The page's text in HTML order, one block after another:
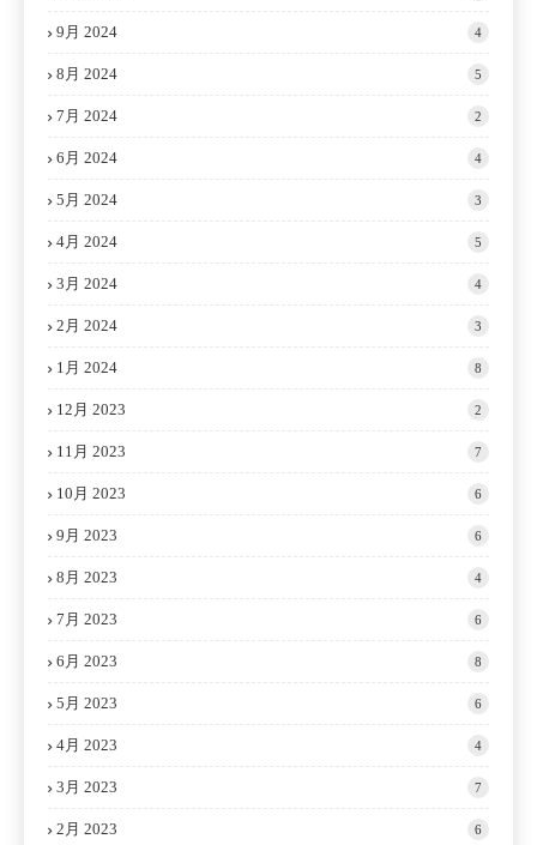
9月 2024 4
8月 2024 5
7月 2024 2
6月 2024 4
5月 2024 3
4月 2024 5
3月 2024 4
2月 2024 3
1月 2024 8
12月 2023 2
11月 2023 7
10月 2023 6
9月 2023 6
8月 2023 4
7月 2023 6
6月 2023 8
5月 2023 6
4月 2023 4
3月 2023 7
2月 2023 6